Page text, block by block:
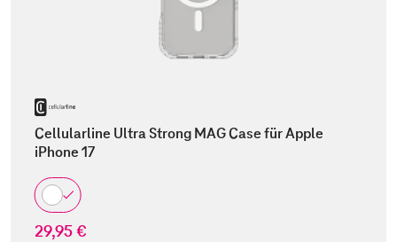
Cellularline Ultra Strong MAG Case für Apple
iPhone 17
29,95 €